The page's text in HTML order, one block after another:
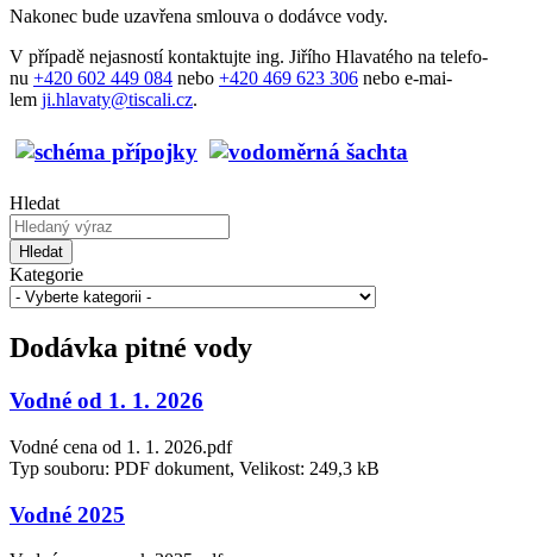
Na­ko­nec bu­de u­zav­ře­na smlou­va o do­dáv­ce vo­dy.
V pří­pa­dě ne­ja­sno­stí kon­tak­tuj­te ing. Ji­ří­ho Hla­va­té­ho na te­le­fo­
nu +420 602 449 084 ne­bo +420 469 623 306 ne­bo e-mai­
lem ji.hlavaty@tiscali.cz.
Hledat
Hledat
Kategorie
Dodávka pitné vody
Vodné od 1. 1. 2026
Vodné cena od 1. 1. 2026.pdf
Typ souboru: PDF dokument, Velikost: 249,3 kB
Vodné 2025